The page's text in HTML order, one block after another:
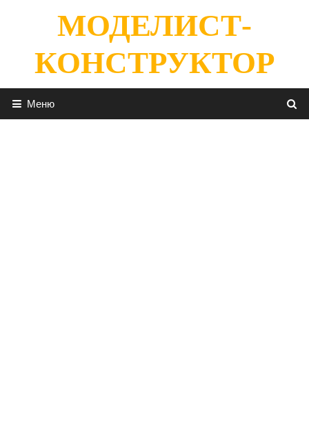
содержимомуМОДЕЛИСТ-
КОНСТРУКТОР
Меню